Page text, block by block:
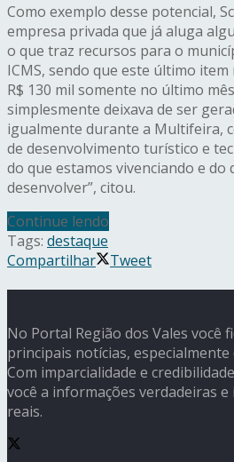
Como exemplo desse potencial,
empresa privada que já aluga
o que traz recursos para o
ICMS, sendo que este último
R$ 130 mil somente no último
simplesmente deixava de ser
igualmente durante a Multifeira,
de desenvolvimento turístico e
do que estamos vivenciando e do
desenvolver”, citou.
Continue lendo
Tags: destaque
Compartilhar
Tweet
No Portal Região dos Vales você
principais notícias, especialmente
Com imparcialidade e
você a informações verdadeiras
reais.